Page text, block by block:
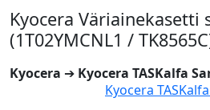
Kyocera Väriainekasetti
(1T02YMCNL1 /
Kyocera ➔ Kyocera TASKalfa
Kyocera